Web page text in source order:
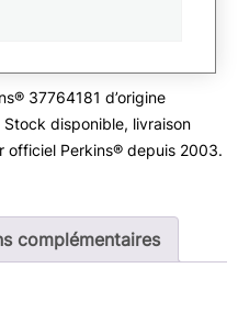
37764181 d’origine
disponible, livraison
officiel Perkins® depuis 2003.
complémentaires